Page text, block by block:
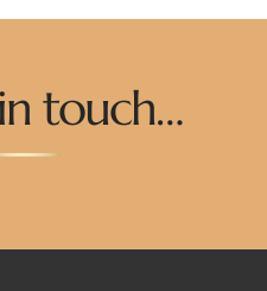
in touch…